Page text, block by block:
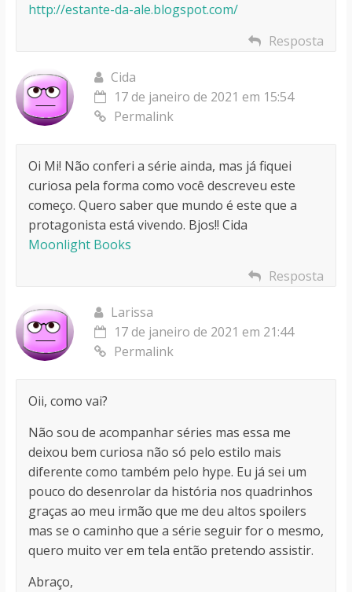
http://estante-da-ale.blogspot.com/
Resposta
Cida
17 de janeiro de 2021 em 15:54
Permalink
Oi Mi! Não conferi a série ainda, mas já fiquei
curiosa pela forma como você descreveu este
começo. Quero saber que mundo é este que a
protagonista está vivendo. Bjos!! Cida
Moonlight Books
Resposta
Larissa
17 de janeiro de 2021 em 21:44
Permalink
Oii, como vai?
Não sou de acompanhar séries mas essa me
deixou bem curiosa não só pelo estilo mais
diferente como também pelo hype. Eu já sei um
pouco do desenrolar da história nos quadrinhos
graças ao meu irmão que me deu altos spoilers
mas se o caminho que a série seguir for o mesmo,
quero muito ver em tela então pretendo assistir.
Abraço,